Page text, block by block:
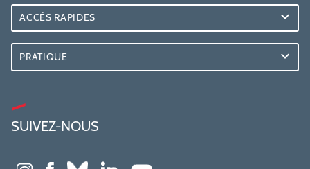
ACCÈS RAPIDES
PRATIQUE
SUIVEZ-NOUS